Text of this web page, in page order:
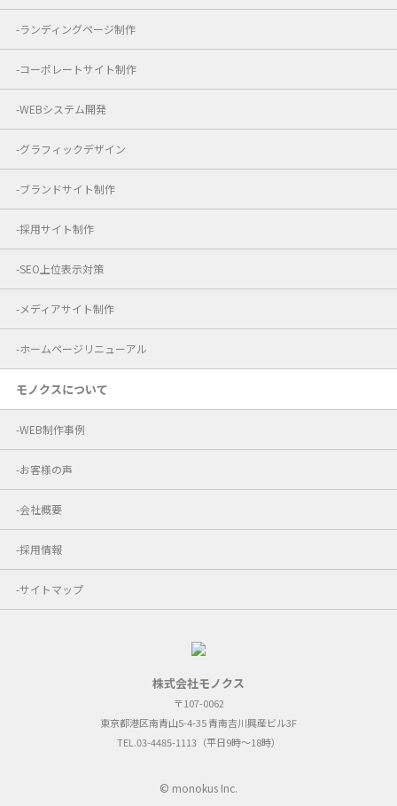
株式会社モノクス
〒107-0062
東京都港区南青山5-4-35 青南吉川興産ビル3F
TEL.03-4485-1113（平日9時～18時）
ランディングページ制作
コーポレートサイト制作
WEBシステム開発
グラフィックデザイン
ブランドサイト制作
採用サイト制作
SEO上位表示対策
メディアサイト制作
ホームページリニューアル
モノクスについて
WEB制作事例
お客様の声
会社概要
採用情報
サイトマップ
© monokus Inc.